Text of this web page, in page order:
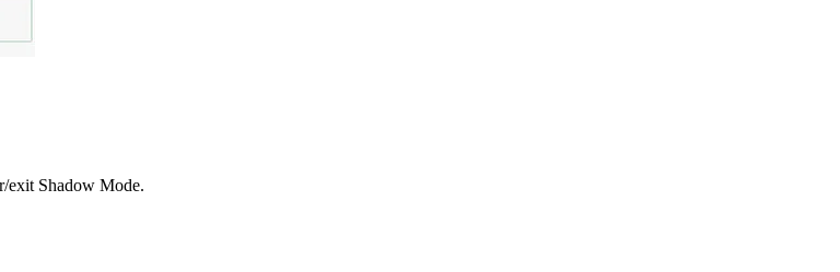
exit Shadow Mode.